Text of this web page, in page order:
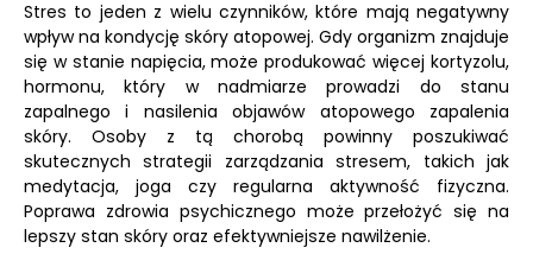
Stres to jeden z wielu czynników, które mają negatywny
wpływ na kondycję skóry atopowej. Gdy organizm znajduje
się w stanie napięcia, może produkować więcej kortyzolu,
hormonu, który w nadmiarze prowadzi do stanu
zapalnego i nasilenia objawów atopowego zapalenia
skóry. Osoby z tą chorobą powinny poszukiwać
skutecznych strategii zarządzania stresem, takich jak
medytacja, joga czy regularna aktywność fizyczna.
Poprawa zdrowia psychicznego może przełożyć się na
lepszy stan skóry oraz efektywniejsze nawilżenie.